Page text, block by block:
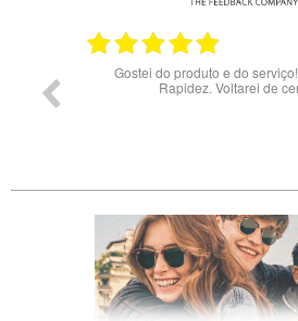
Gostei do produto e do serviço! Qualidade e
Rapidez. Voltarei de certeza.